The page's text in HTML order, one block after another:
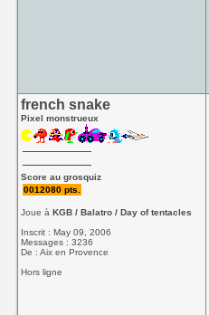
french snake
Pixel monstrueux
Score au grosquiz
0012080 pts.
Joue àKGB / Balatro / Day of tentacles
Inscrit : May 09, 2006
Messages : 3236
De : Aix en Provence
Hors ligne